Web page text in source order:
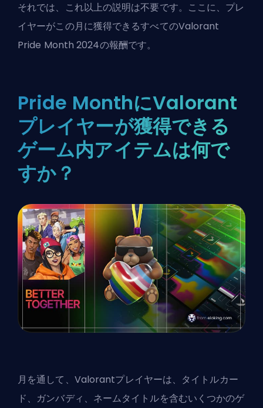
それでは、これ以上の説明は不要です。ここに、プレ
イヤーがこの月に獲得できるすべてのValorant
Pride Month 2024の報酬です。
Pride MonthにValorant
プレイヤーが獲得できる
ゲーム内アイテムは何で
すか？
月を通して、 Valorantプレイヤーは、タイトルカー
ド、ガンバディ、ネームタイトルを含むいくつかのゲ